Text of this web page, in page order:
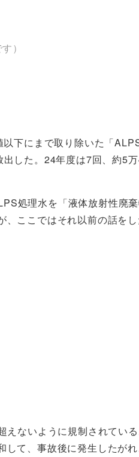
）
にまで取り除いた「
した。24年度は7回、約5
処理水を「液体放射性廃
ここではそれ以前の話を
ないように規制されてい
て、事故後に発生したが